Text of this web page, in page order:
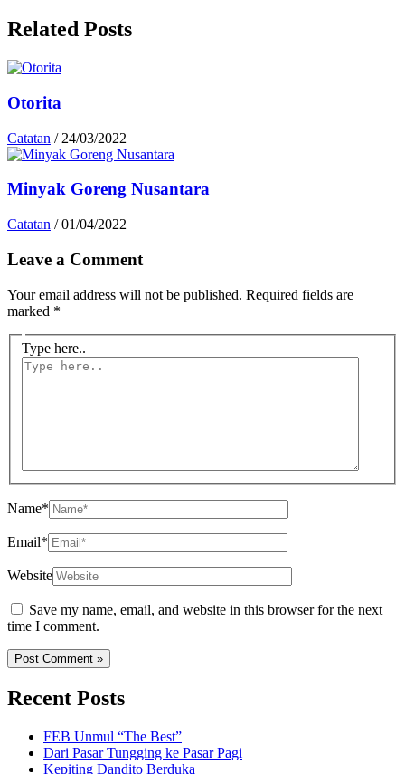
Related Posts
Otorita
Catatan / 24/03/2022
Minyak Goreng Nusantara
Catatan /01/04/2022
Leave a Comment
Your email address will not be published. Required fields are
marked *
Type here..
Name*
Email*
Website
Save my name, email, and website in this browser for the next
time I comment.
Recent Posts
FEB Unmul “The Best”
Dari Pasar Tungging ke Pasar Pagi
Kepiting Dandito Berduka